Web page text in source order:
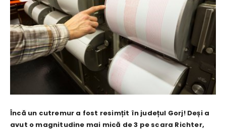
Încă un cutremur a fost resimțit în județul Gorj! Deși a
avut o magnitudine mai mică de 3 pe scara Richter,